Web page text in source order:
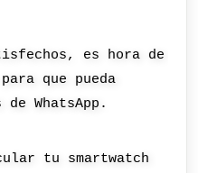
es hora de
que pueda
WhatsApp.
tu smartwatch